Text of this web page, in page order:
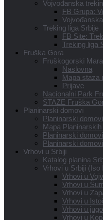
Vojvođanska
FB Grupa:
Treking liga Srbije
FB Site:
Treking liga
Fruška Gora
Fruškogorski
Naslovna
Mapa staza
Prijave
Nacionalni Park
STAZE Fruška
Planinarski domovi
Planinarski
Mapa
Planinarski
Planinarski
Vrhovi u Srbiji
Katalog planina
Vrhovi u Srbiji (Iso
Vrhovi u
Vrhovi u
Vrhovi u
Vrhovi u
Vrhovi u
Vrhovi u